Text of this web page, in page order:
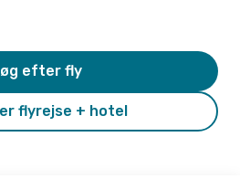
flyrejse + hotel
efter fly